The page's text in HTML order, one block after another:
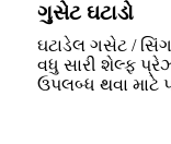
ગુસેટ ઘટાડો
ઘટાડેલ ગસેટ /
વધુ સારી શેલ્ફ
ઉપલબ્ધ થવા માટે